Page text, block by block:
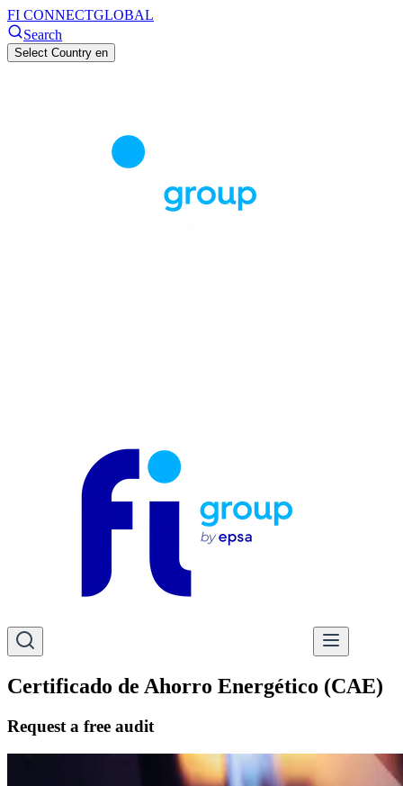
FI CONNECTGLOBAL
Search
Select Country en
Certificado de Ahorro Energético (CAE)
Request a free audit